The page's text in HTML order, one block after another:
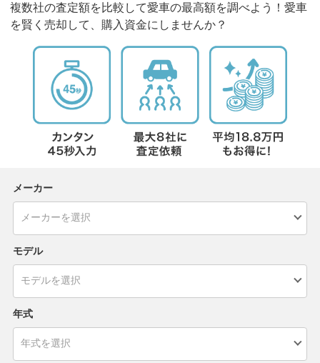
複数社の査定額を比較して愛車の最高額を調べよう！愛車
を賢く売却して、購入資金にしませんか？
メーカー
モデル
年式